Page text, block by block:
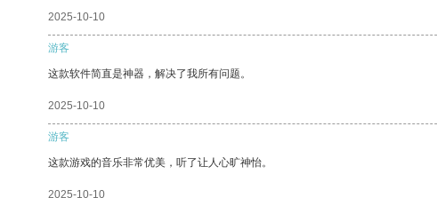
2025-10-10
游客
这款软件简直是神器，解决了我所有问题。
2025-10-10
游客
这款游戏的音乐非常优美，听了让人心旷神怡。
2025-10-10